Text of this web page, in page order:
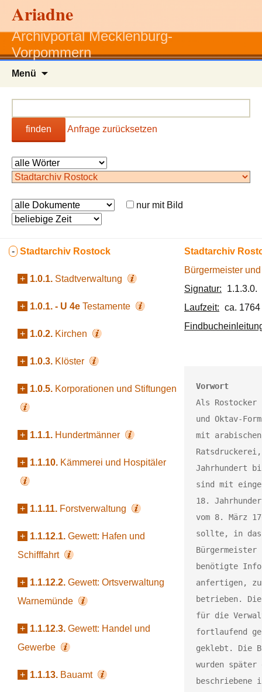
Ariadne
Archivportal Mecklenburg-
Vorpommern
Menü
finden Anfrage zurücksetzen
nur mit Bild
- Stadtarchiv Rostock
+ 1.0.1. Stadtverwaltung
+ 1.0.1. - U 4e Testamente
+ 1.0.2. Kirchen
+ 1.0.3. Klöster
+ 1.0.5. Korporationen und Stiftungen
+ 1.1.1. Hundertmänner
+ 1.1.10. Kämmerei und Hospitäler
+ 1.1.11. Forstverwaltung
+ 1.1.12.1. Gewett: Hafen und
Schifffahrt
+ 1.1.12.2. Gewett: Ortsverwaltung
Warnemünde
+ 1.1.12.3. Gewett: Handel und
Gewerbe
+ 1.1.13. Bauamt
Stadtarchiv
Bürgermeister
Signatur:
1.1.3.0.
Laufzeit: ca.
Vorwort
Als Rostocker
und Oktav-
mit
Jahrhundert
sind mit
18.
vom 8. März
sollte, in das
benötigte
anfertigen,
betrieben.
für die
fortlaufend
geklebt. Die
wurden